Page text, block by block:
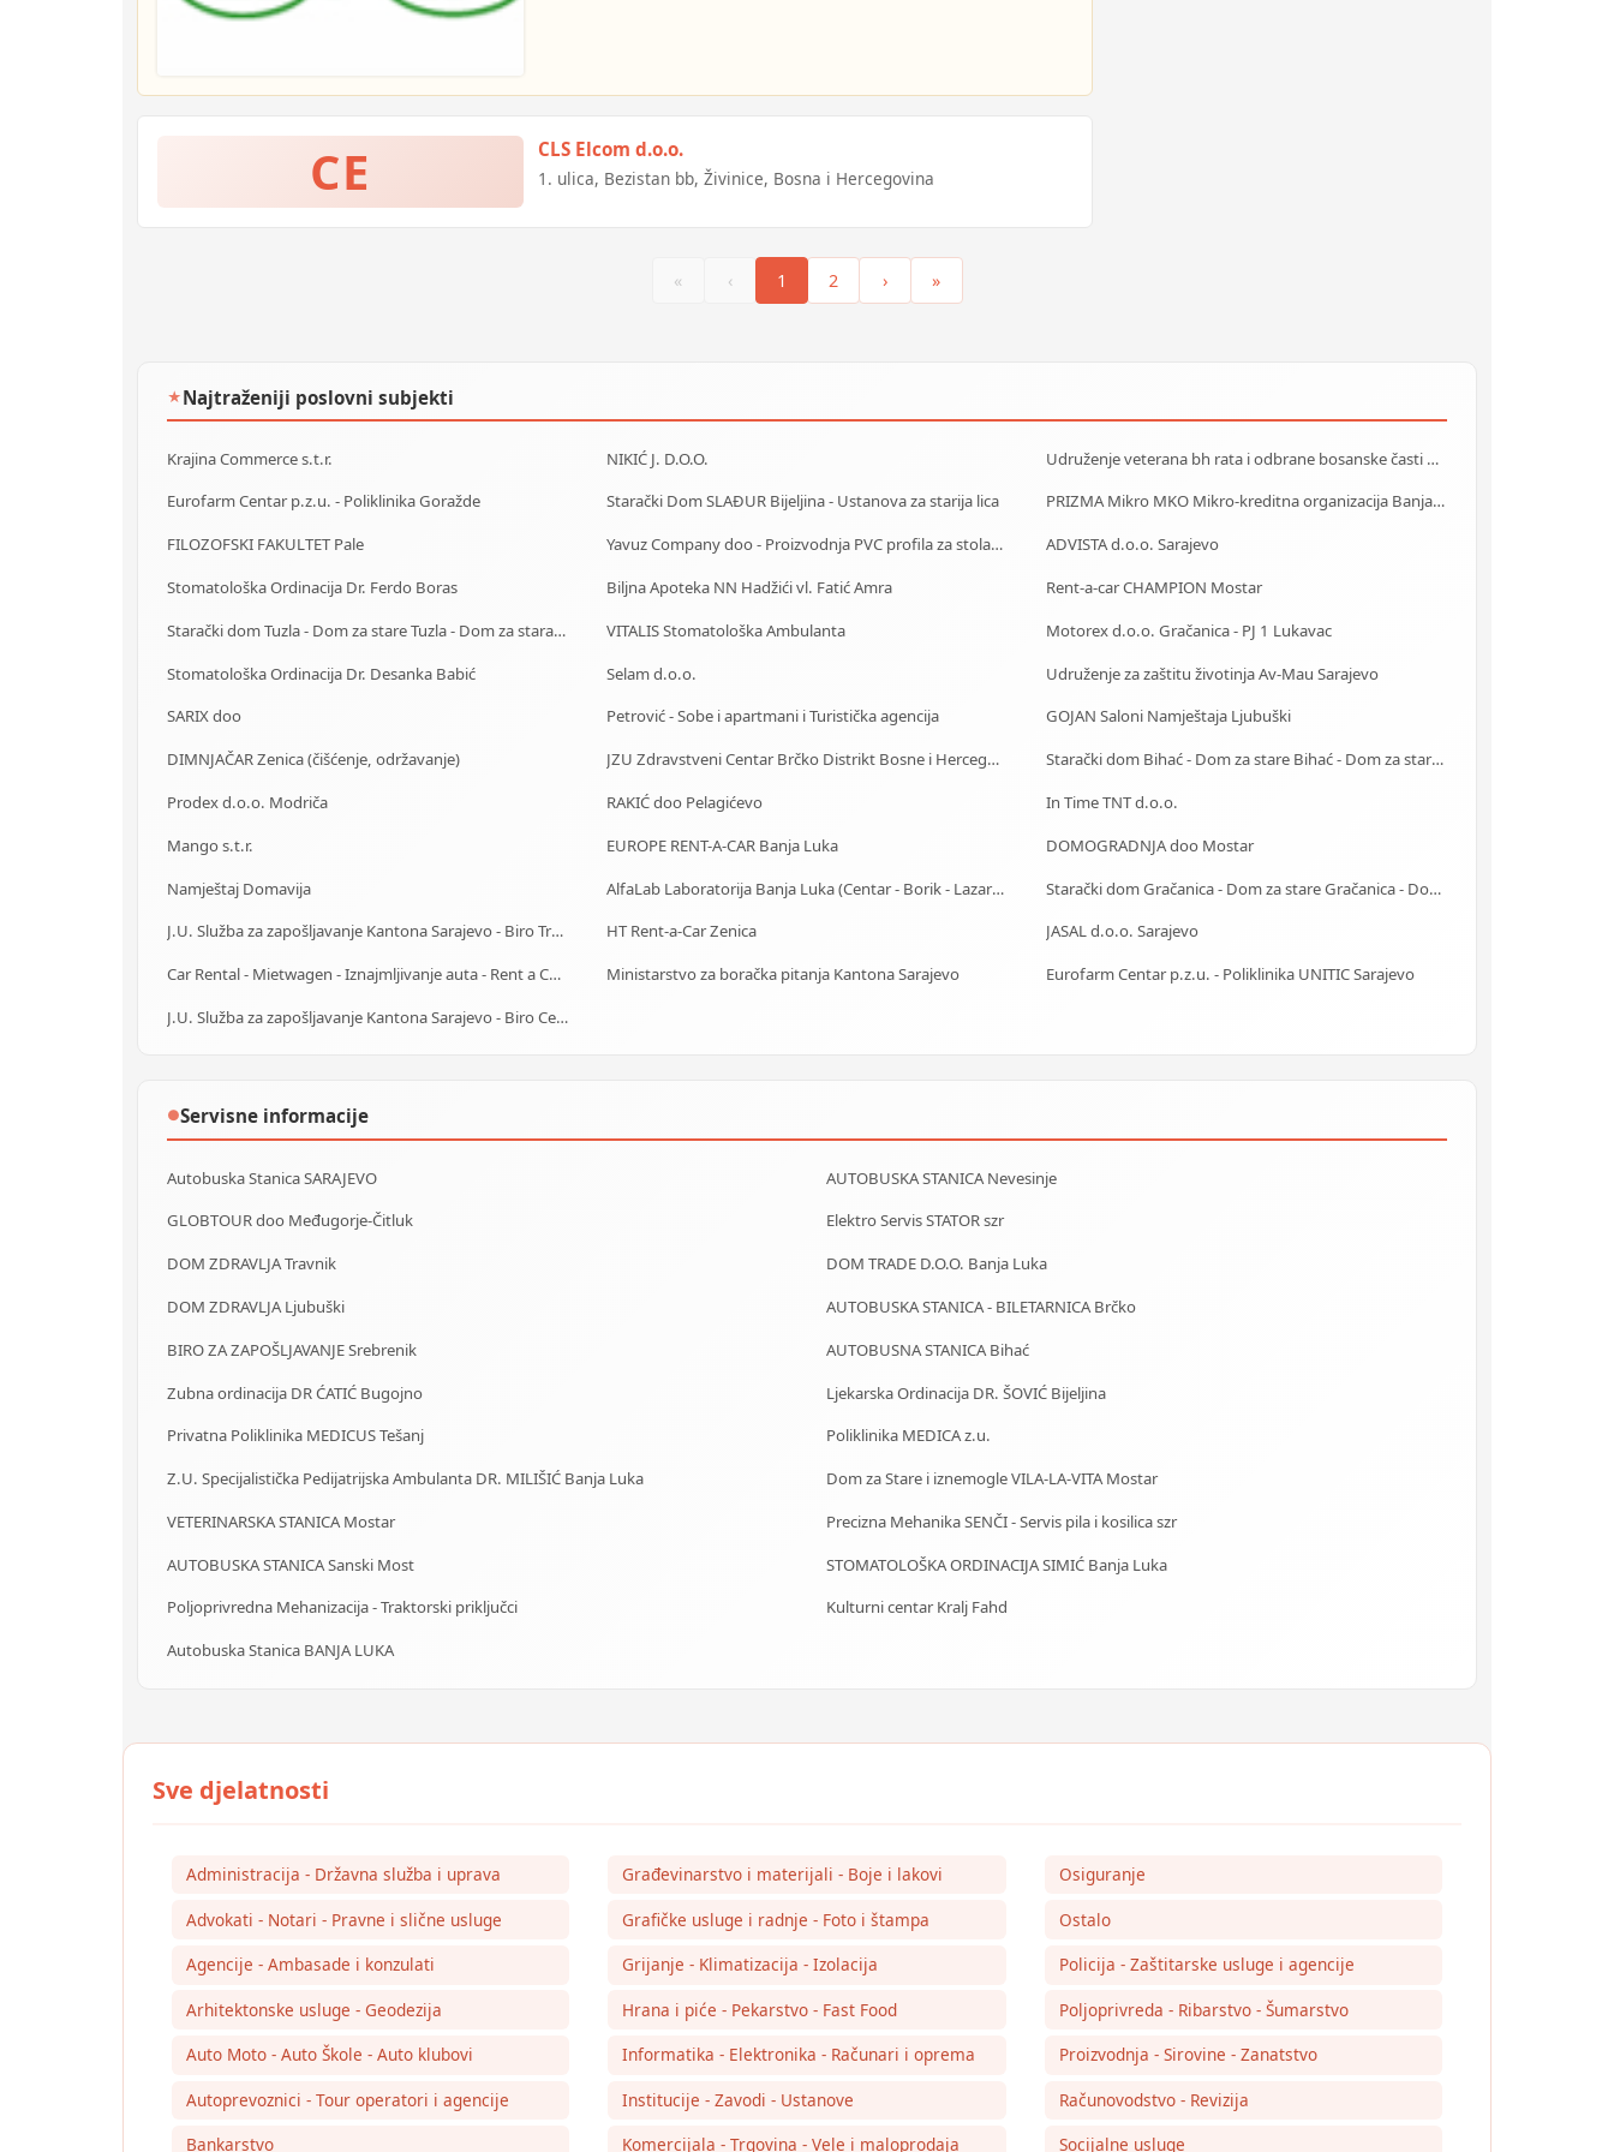
CE CLS Elcom d.o.o.
1. ulica, Bezistan bb, Živinice, Bosna i Hercegovina
« ‹ 1 2 › »
★Najtraženiji poslovni subjekti
Krajina Commerce s.t.r. NIKIĆ J. D.O.O.
Udruženje veterana bh rata i odbrane bosanske časti Zenica
Eurofarm Centar p.z.u. - Poliklinika Goražde
Starački Dom SLAĐUR Bijeljina - Ustanova za starija lica
PRIZMA Mikro MKO Mikro-kreditna organizacija Banja Luka
FILOZOFSKI FAKULTET Pale
Yavuz Company doo - Proizvodnja PVC profila za stolariju
ADVISTA d.o.o. Sarajevo
Stomatološka Ordinacija Dr. Ferdo Boras
Biljna Apoteka NN Hadžići vl. Fatić Amra
Rent-a-car CHAMPION Mostar
Starački dom Tuzla - Dom za stare Tuzla - Dom za stara lica Tuzla
VITALIS Stomatološka Ambulanta
Motorex d.o.o. Gračanica - PJ 1 Lukavac
Stomatološka Ordinacija Dr. Desanka Babić
Selam d.o.o.
Udruženje za zaštitu životinja Av-Mau Sarajevo
SARIX doo
Petrović - Sobe i apartmani i Turistička agencija
GOJAN Saloni Namještaja Ljubuški
DIMNJAČAR Zenica (čišćenje, održavanje)
JZU Zdravstveni Centar Brčko Distrikt Bosne i Hercegovine
Starački dom Bihać - Dom za stare Bihać - Dom za stara lica Bihać
Prodex d.o.o. Modriča
RAKIĆ doo Pelagićevo
In Time TNT d.o.o.
Mango s.t.r.
EUROPE RENT-A-CAR Banja Luka
DOMOGRADNJA doo Mostar
Namještaj Domavija
AlfaLab Laboratorija Banja Luka (Centar - Borik - Lazarevo)
Starački dom Gračanica - Dom za stare Gračanica - Dom za stara lica Gračanica
J.U. Služba za zapošljavanje Kantona Sarajevo - Biro Trnovo
HT Rent-a-Car Zenica
JASAL d.o.o. Sarajevo
Car Rental - Mietwagen - Iznajmljivanje auta - Rent a Car Bihać
Ministarstvo za boračka pitanja Kantona Sarajevo
Eurofarm Centar p.z.u. - Poliklinika UNITIC Sarajevo
J.U. Služba za zapošljavanje Kantona Sarajevo - Biro Centar
●Servisne informacije
Autobuska Stanica SARAJEVO
AUTOBUSKA STANICA Nevesinje
GLOBTOUR doo Međugorje-Čitluk
Elektro Servis STATOR szr
DOM ZDRAVLJA Travnik
DOM TRADE D.O.O. Banja Luka
DOM ZDRAVLJA Ljubuški
AUTOBUSKA STANICA - BILETARNICA Brčko
BIRO ZA ZAPOŠLJAVANJE Srebrenik
AUTOBUSNA STANICA Bihać
Zubna ordinacija DR ĆATIĆ Bugojno
Ljekarska Ordinacija DR. ŠOVIĆ Bijeljina
Privatna Poliklinika MEDICUS Tešanj
Poliklinika MEDICA z.u.
Z.U. Specijalistička Pedijatrijska Ambulanta DR. MILIŠIĆ Banja Luka
Dom za Stare i iznemogle VILA-LA-VITA Mostar
VETERINARSKA STANICA Mostar
Precizna Mehanika SENČI - Servis pila i kosilica szr
AUTOBUSKA STANICA Sanski Most
STOMATOLOŠKA ORDINACIJA SIMIĆ Banja Luka
Poljoprivredna Mehanizacija - Traktorski priključci
Kulturni centar Kralj Fahd
Autobuska Stanica BANJA LUKA
Administracija - Državna služba i uprava
Advokati - Notari - Pravne i slične usluge
Agencije - Ambasade i konzulati
Arhitektonske usluge - Geodezija
Auto Moto - Auto Škole - Auto klubovi
Autoprevoznici - Tour operatori i agencije
Bankarstvo
Građevinarstvo i materijali - Boje i lakovi
Grafičke usluge i radnje - Foto i štampa
Grijanje - Klimatizacija - Izolacija
Hrana i piće - Pekarstvo - Fast Food
Informatika - Elektronika - Računari i oprema
Institucije - Zavodi - Ustanove
Komercijala - Trgovina - Vele i maloprodaja
Osiguranje
Ostalo
Policija - Zaštitarske usluge i agencije
Poljoprivreda - Ribarstvo - Šumarstvo
Proizvodnja - Sirovine - Zanatstvo
Računovodstvo - Revizija
Socijalne usluge